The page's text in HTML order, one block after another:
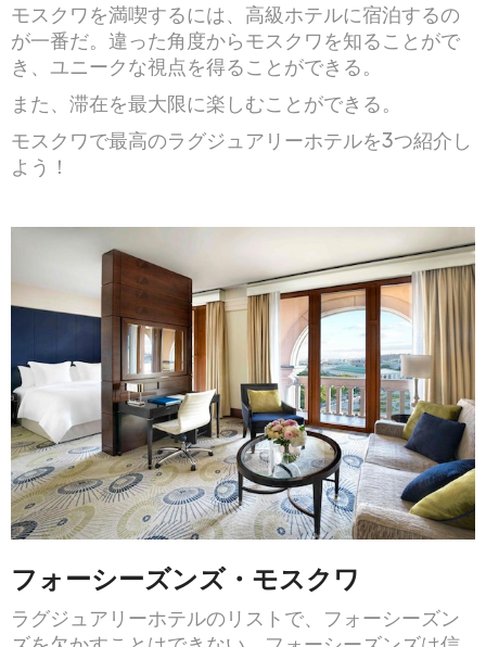
モスクワを満喫するには、高級ホテルに宿泊するの
が一番だ。違った角度からモスクワを知ることがで
き、ユニークな視点を得ることができる。
また、滞在を最大限に楽しむことができる。
モスクワで最高のラグジュアリーホテルを3つ紹介し
よう！
フォーシーズンズ・モスクワ
ラグジュアリーホテルのリストで、フォーシーズン